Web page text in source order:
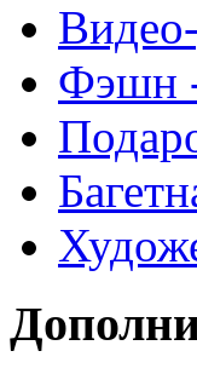
Фэшн